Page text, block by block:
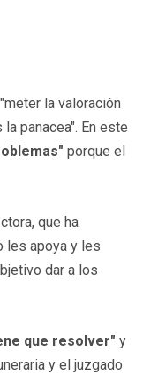
la valoración
panacea". En este
porque el
que ha
les apoya y les
dar a los
que resolver" y
y el juzgado